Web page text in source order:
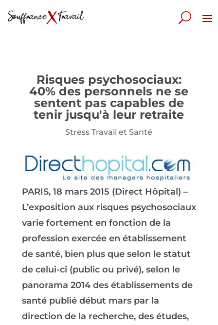
Risques psychosociaux:
40% des personnels ne se
sentent pas capables de
tenir jusqu'à leur retraite
Stress Travail et Santé
PARIS, 18 mars 2015 (Direct Hôpital) –
L’exposition aux risques psychosociaux
varie fortement en fonction de la
profession exercée en établissement
de santé, bien plus que selon le statut
de celui-ci (public ou privé), selon le
panorama 2014 des établissements de
santé publié début mars par la
direction de la recherche, des études,